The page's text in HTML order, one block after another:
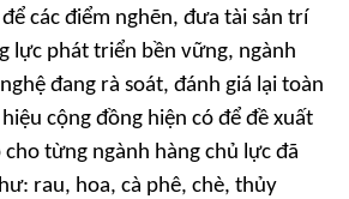
các điểm nghẽn, đưa tài sản trí
lực phát triển bền vững, ngành
đang rà soát, đánh giá lại toàn
cộng đồng hiện có để đề xuất
từng ngành hàng chủ lực đã
rau, hoa, cà phê, chè, thủy